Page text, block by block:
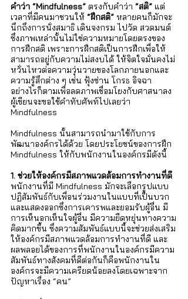
คำว่า “Mindfulness” ตรงกับคำว่า “สติ” แต่
เวลาที่มีคนมาชวนให้ “ฝึกสติ” หลายคนก็มักจะ
นึกถึงการนั่งสมาธิ เดินจงกรม ไปวัด สวดมนต์
ซึ่งภาพเหล่านั้นไม่ใช่ความหมายโดยตรงของ
การฝึกสติ เพราะการฝึกสติเป็นการฝึกเพื่อให้
สามารถอยู่กับความไม่สงบได้ ให้จิตใจมั่นคงไม่
หวั่นไหวต่อความวุ่นวายของโลกภายนอกและ
ความรู้สึกต่าง ๆ เช่น ฟุ้งซ่าน โกรธ อิจฉา
อย่างไรก็ตามเพื่อลดภาพเชื่อมโยงกับศาสนาลง
ผู้เขียนจะขอใช้คำทับศัพท์ไปเลยว่า
Mindfulness
Mindfulness นั้นสามารถนำมาใช้กับการ
พัฒนาองค์กรได้ด้วย โดยประโยชน์ของการฝึก
Mindfulness ให้กับพนักงานในองค์กรมีดังนี้
1. ช่วยให้องค์กรมีสภาพแวดล้อมการทำงานที่ดี
พนักงานที่มี Mindfulness มักจะเลือกรูปแบบ
ปฏิสัมพันธ์กับเพื่อนร่วมงานในแบบที่เป็นบวก
และแสดงออกซึ่งการเคารพและยอมรับผู้อื่น มี
การเห็นอกเห็นใจผู้อื่น มีความยืดหยุ่นทางความ
คิดมากขึ้น ซึ่งความสัมพันธ์แบบนี้จะช่วยส่งเสริม
ให้องค์กรมีสภาพแวดล้อมการทำงานที่ดี และ
ผลพลอยได้ของการที่พนักงานในองค์กรมีความ
สัมพันธ์ทางสังคมที่ดีต่อกันก็คือพนักงานใน
องค์กรจะมีความเครียดน้อยลงโดยเฉพาะจาก
ปัญหาเรื่อง “คน”